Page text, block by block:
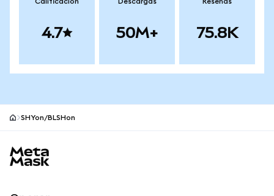
4.7 50M+ 75.8K
SHYon/BLSHon